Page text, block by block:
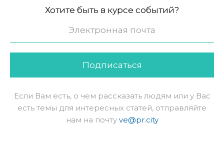
Хотите быть в курсе событий?
Подписаться
Если Вам есть, о чем рассказать людям или у Вас
есть темы для интересных статей, отправляйте
нам на почту ve@pr.city